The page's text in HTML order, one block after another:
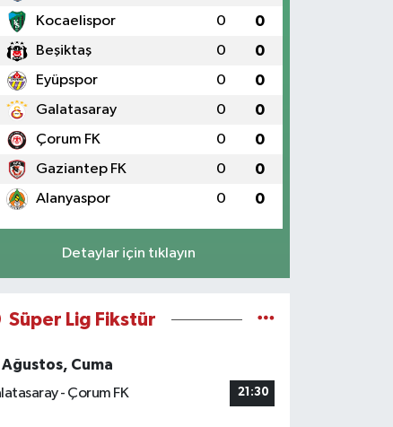
Kocaelispor 0 0
Beşiktaş 0 0
Eyüpspor 0 0
Galatasaray 0 0
Çorum FK 0 0
Gaziantep FK 0 0
Alanyaspor 0 0
Detaylar için tıklayın
Süper Lig Fikstür
Ağustos, Cuma
- Çorum FK
21:30